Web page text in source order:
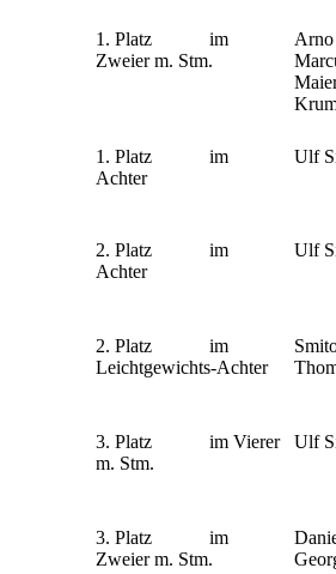
1. Platz im
Zweier m. Stm.
Arno
1. Platz im
Achter
Ulf
2. Platz im
Achter
Ulf
2. Platz im
Leichtgewichts-Achter
3. Platz im Vierer
m. Stm.
Ulf
3. Platz im
Zweier m. Stm.